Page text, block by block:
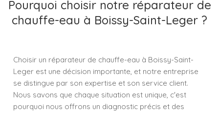
Pourquoi choisir notre réparateur de
chauffe-eau à Boissy-Saint-Leger ?
Choisir un réparateur de chauffe-eau à Boissy-Saint-
Leger est une décision importante, et notre entreprise
se distingue par son expertise et son service client.
Nous savons que chaque situation est unique, c'est
pourquoi nous offrons un diagnostic précis et des